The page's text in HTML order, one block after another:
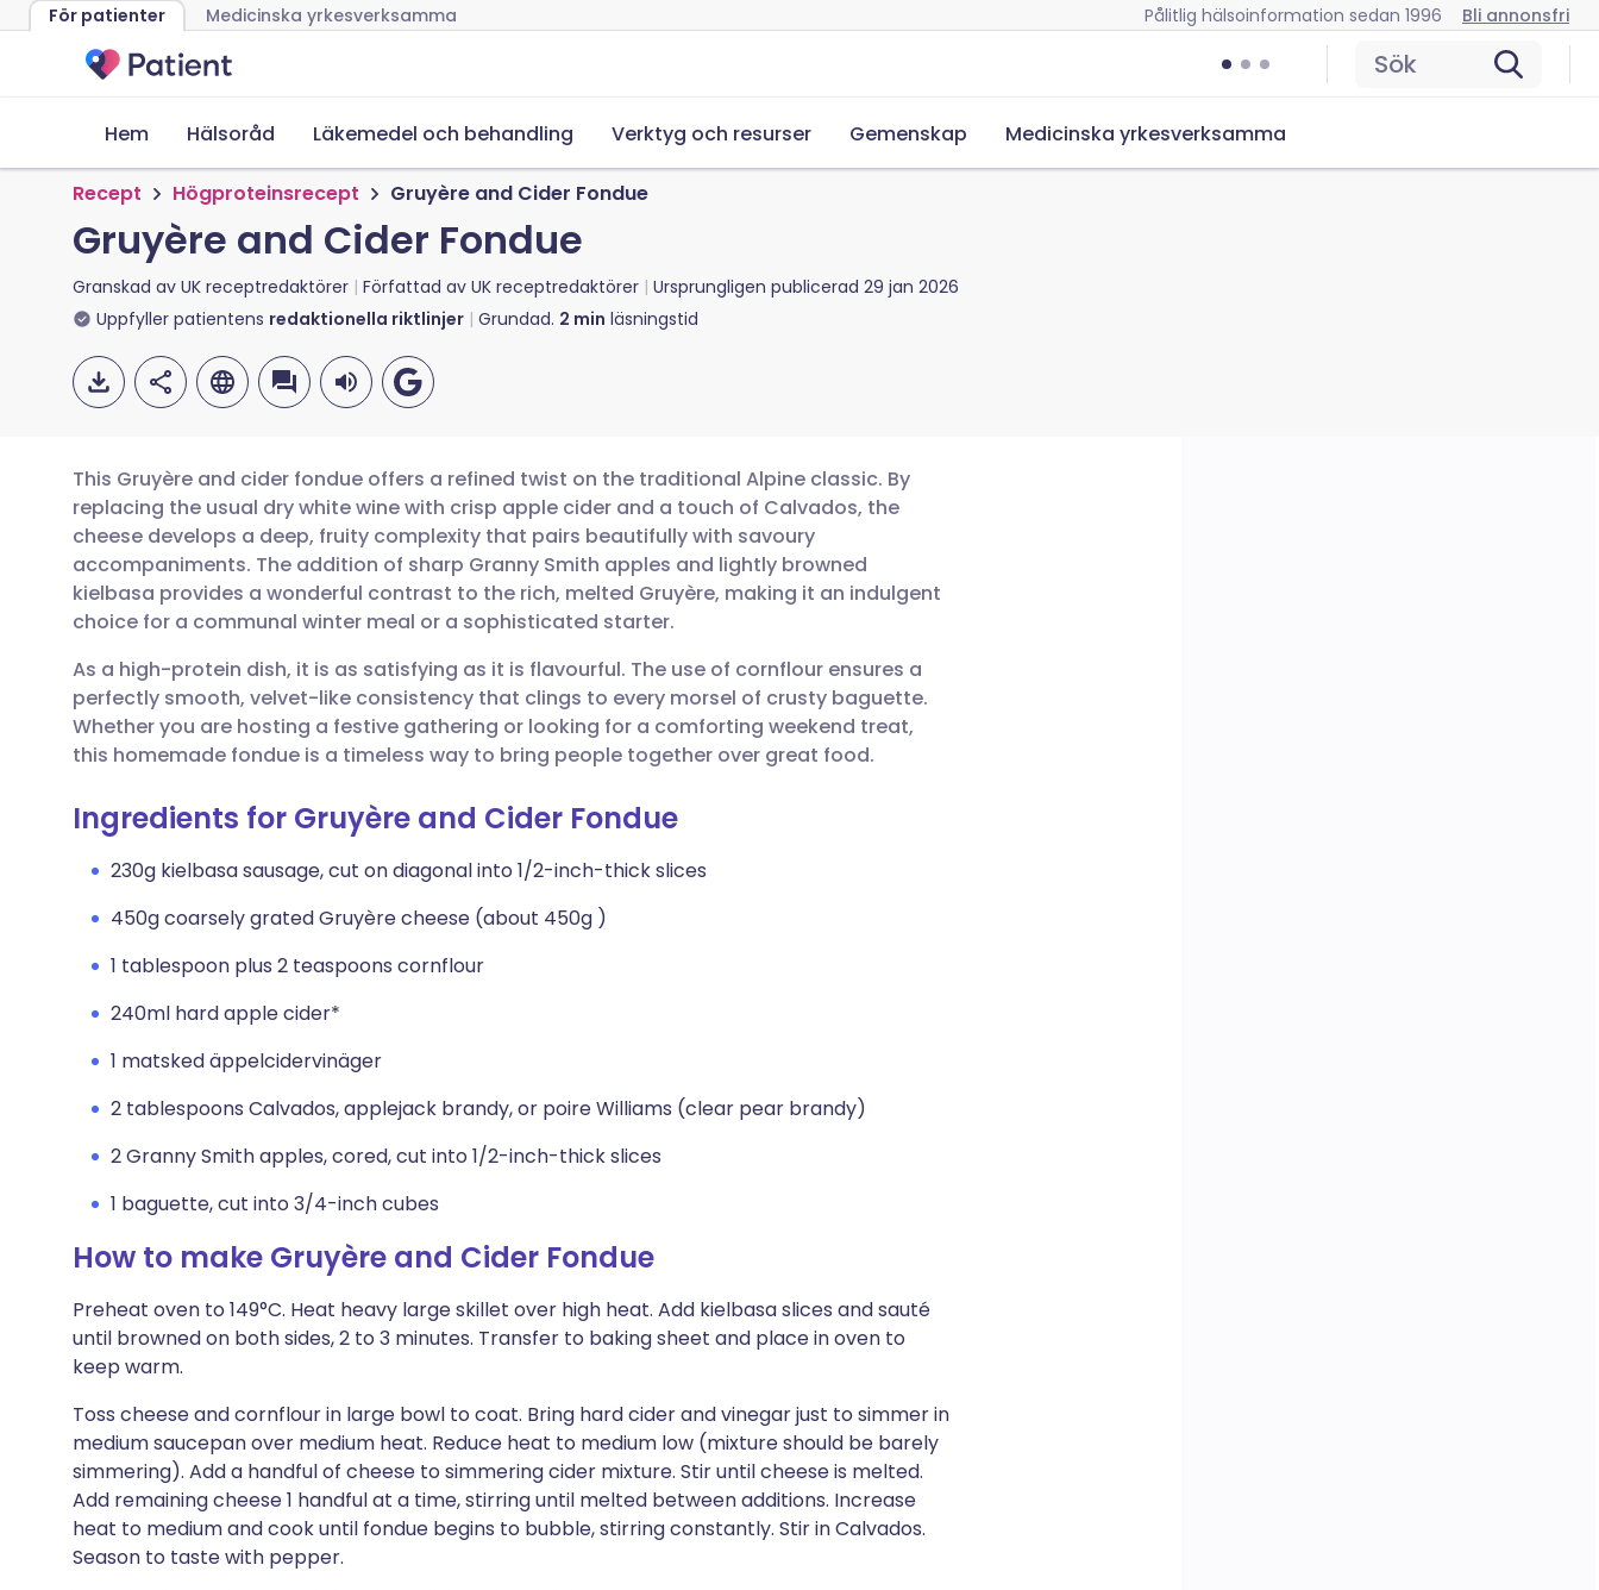
För patienter Medicinska yrkesverksamma Pålitlig hälsoinformation sedan 1996 Bli annonsfri
Sök
Hem Hälsoråd Läkemedel och behandling Verktyg och resurser Gemenskap Medicinska yrkesverksamma
Recept Högproteinsrecept Gruyère and Cider Fondue
Gruyère and Cider Fondue
Granskad av UK receptredaktörer Författad av UK receptredaktörer Ursprungligen publicerad 29 jan 2026
Uppfyller patientens redaktionella riktlinjer Grundad. 2 min läsningstid
Dela via e-post
Dela via Facebook
Dela via LinkedIn
Dela via X
Dela via WhatsApp
Kopiera länk
🇬🇧 English 🇩🇪 Deutsch
🇪🇸 Español 🇫🇷 Français
🇮🇹 Italiano 🇵🇹 Português
🇮🇳 हिन्दी 🇮🇱 עברית
🇸🇦 عربي 🇸🇪 Svenska
This Gruyère and cider fondue offers a refined twist on the traditional Alpine classic. By
replacing the usual dry white wine with crisp apple cider and a touch of Calvados, the
cheese develops a deep, fruity complexity that pairs beautifully with savoury
accompaniments. The addition of sharp Granny Smith apples and lightly browned
kielbasa provides a wonderful contrast to the rich, melted Gruyère, making it an indulgent
choice for a communal winter meal or a sophisticated starter.
As a high-protein dish, it is as satisfying as it is flavourful. The use of cornflour ensures a
perfectly smooth, velvet-like consistency that clings to every morsel of crusty baguette.
Whether you are hosting a festive gathering or looking for a comforting weekend treat,
this homemade fondue is a timeless way to bring people together over great food.
Ingredients for Gruyère and Cider Fondue
230g kielbasa sausage, cut on diagonal into 1/2-inch-thick slices
450g coarsely grated Gruyère cheese (about 450g )
1 tablespoon plus 2 teaspoons cornflour
240ml hard apple cider*
1 matsked äppelcidervinäger
2 tablespoons Calvados, applejack brandy, or poire Williams (clear pear brandy)
2 Granny Smith apples, cored, cut into 1/2-inch-thick slices
1 baguette, cut into 3/4-inch cubes
How to make Gruyère and Cider Fondue
Preheat oven to 149°C. Heat heavy large skillet over high heat. Add kielbasa slices and sauté
until browned on both sides, 2 to 3 minutes. Transfer to baking sheet and place in oven to
keep warm.
Toss cheese and cornflour in large bowl to coat. Bring hard cider and vinegar just to simmer in
medium saucepan over medium heat. Reduce heat to medium low (mixture should be barely
simmering). Add a handful of cheese to simmering cider mixture. Stir until cheese is melted.
Add remaining cheese 1 handful at a time, stirring until melted between additions. Increase
heat to medium and cook until fondue begins to bubble, stirring constantly. Stir in Calvados.
Season to taste with pepper.